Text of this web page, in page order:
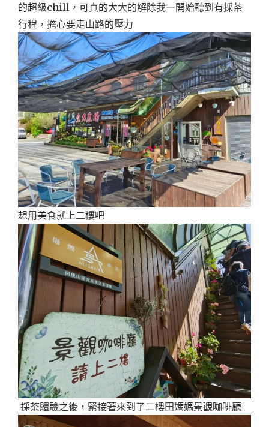
的超級chill，可真的大大的解除我一開始聽到有採茶
行程，擔心要走山路的壓力
想用美食就上二樓吧
採茶體驗之後，緊接著來到了二樓田媽媽景觀咖啡廳